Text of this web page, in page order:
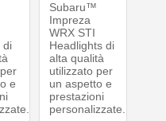
di
e
Subaru™
Impreza
WRX STI
Headlights di
alta qualità
utilizzato per
un aspetto e
prestazioni
personalizzate.